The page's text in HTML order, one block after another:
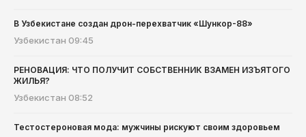
В Узбекистане создан дрон-перехватчик «Шункор-88»
Узбекистан 09:45
РЕНОВАЦИЯ: ЧТО ПОЛУЧИТ СОБСТВЕННИК ВЗАМЕН ИЗЪЯТОГО
ЖИЛЬЯ?
Узбекистан 08:52
Тестостероновая мода: мужчины рискуют своим здоровьем